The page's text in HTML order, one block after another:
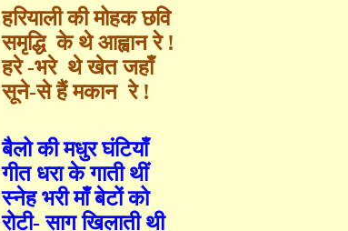
हरियाली की मोहक छवि
समृद्धि के थे आह्वान रे !
हरे -भरे थे खेत जहाँ
सूने-से हैं मकान रे !
बैलो की मधुर घंटियाँ
गीत धरा के गाती थीं
स्नेह भरी माँ बेटों को
रोटी- साग खिलाती थी